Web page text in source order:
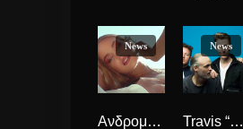
News
Ανδρομάχη “Σ’ Αγαπώ” Νέο Single.
News
Travis “10 Songs” (επιτέλους!!!) νέο άλμπουμ.